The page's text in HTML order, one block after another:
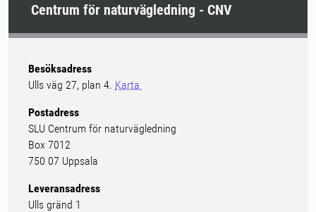
Centrum för naturvägledning - CNV
Besöksadress
Ulls väg 27, plan 4. Karta
Postadress
SLU Centrum för naturvägledning
Box 7012
750 07 Uppsala
Leveransadress
Ulls gränd 1